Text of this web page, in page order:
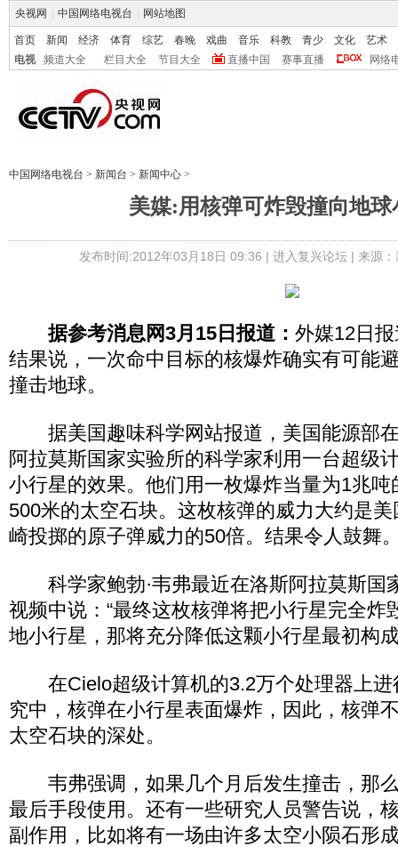
央视网 中国网络电视台 网站地图
首页 新闻 经济 体育 综艺 春晚 戏曲 音乐 科教 青少 文化
艺术
电视
频道大全 栏目大全 节目大全 直播中国 赛事直播 网络
中国网络电视台 > 新闻台 > 新闻中心 >
美媒:用核弹可炸毁撞向地球
发布时间:2012年03月18日 09:36 | 进入复兴论坛| 来源
据参考消息网3月15日报道： 外媒12日
结果说，一次命中目标的核爆炸确实有可能
撞击地球。
据美国趣味科学网站报道，美国能源部
阿拉莫斯国家实验所的科学家利用一台超级
小行星的效果。他们用一枚爆炸当量为1兆
500米的太空石块。这枚核弹的威力大约是
崎投掷的原子弹威力的50倍。结果令人鼓舞
科学家鲍勃·韦弗最近在洛斯阿拉莫斯国
视频中说：“最终这枚核弹将把小行星完全炸
地小行星，那将充分降低这颗小行星最初构
在Cielo超级计算机的3.2万个处理器上进
究中，核弹在小行星表面爆炸，因此，核弹
太空石块的深处。
韦弗强调，如果几个月后发生撞击，那
最后手段使用。还有一些研究人员警告说，
副作用，比如将有一场由许多太空小陨石形